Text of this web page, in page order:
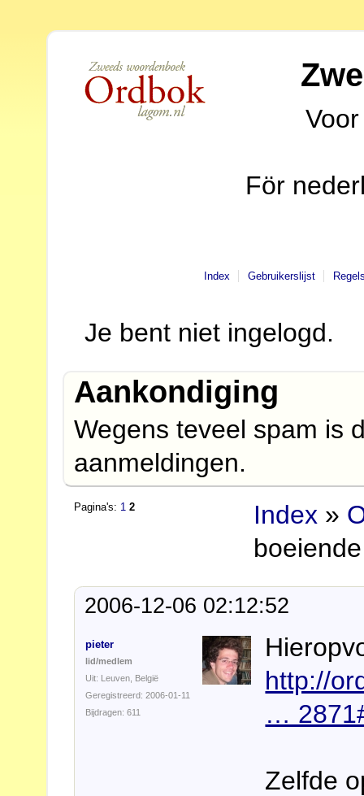
För
Index Gebruikerslijst
Je bent niet ingelogd.
Aankondiging
Wegens teveel spam is
aanmeldingen.
Pagina's: 1 2 Index »
2006-12-06 02:12:52
pieter
lid/medlem
Uit: Leuven, België
Geregistreerd: 2006-01-11
Bijdragen: 611
http://
…
Zelfde